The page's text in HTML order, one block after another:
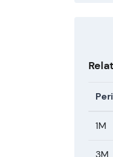
1M
3M